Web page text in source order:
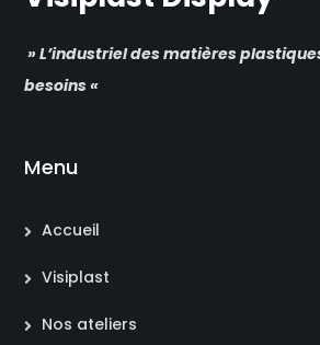
» L’industriel des matières
besoins «
Menu
Accueil
Visiplast
Nos ateliers